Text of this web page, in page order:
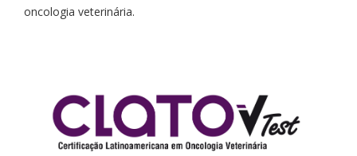
oncologia veterinária.